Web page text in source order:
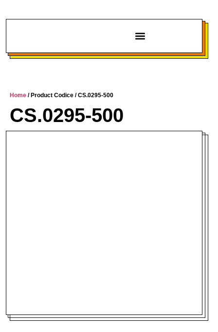
Home / Product Codice / CS.0295-500
CS.0295-500